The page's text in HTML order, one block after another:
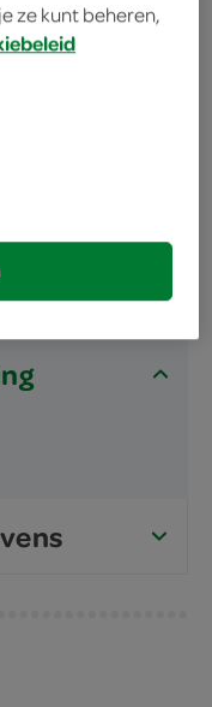
ze kunt beheren,